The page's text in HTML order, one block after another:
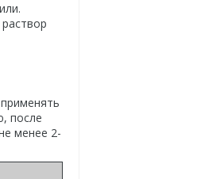
после
менее 2-